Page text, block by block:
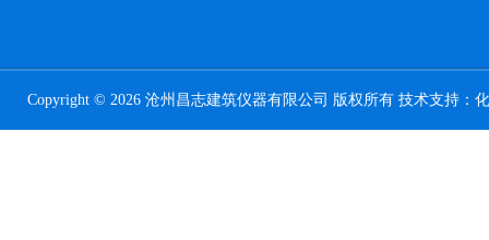
Copyright © 2026 沧州昌志建筑仪器有限公司 版权所有 技术支持：